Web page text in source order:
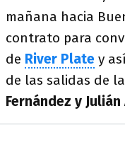
mañana hacia
contrato para
de River Plate y
de las salidas de
Fernández y Julián